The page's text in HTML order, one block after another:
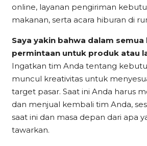
online, layanan pengiriman
makanan, serta acara hiburan di
Saya yakin bahwa dalam semua
permintaan untuk produk atau
Ingatkan tim Anda tentang
muncul kreativitas untuk
target pasar. Saat ini Anda harus
dan menjual kembali tim Anda,
saat ini dan masa depan dari apa
tawarkan.